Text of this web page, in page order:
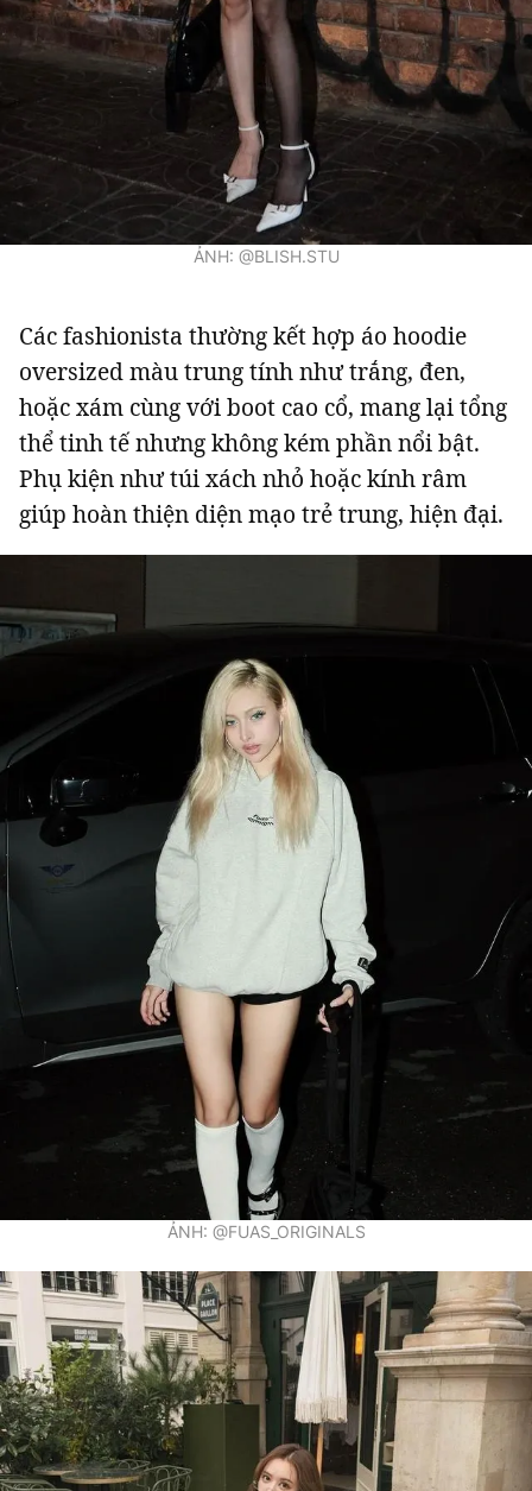
ẢNH: @BLISH.STU
Các fashionista thường kết hợp áo hoodie
oversized màu trung tính như trắng, đen,
hoặc xám cùng với boot cao cổ, mang lại tổng
thể tinh tế nhưng không kém phần nổi bật.
Phụ kiện như túi xách nhỏ hoặc kính râm
giúp hoàn thiện diện mạo trẻ trung, hiện đại.
ẢNH: @FUAS_ORIGINALS